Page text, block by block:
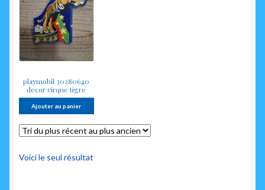
playmobil 30280640
decor cirque tigre
Ajouter au panier
Voici le seul résultat